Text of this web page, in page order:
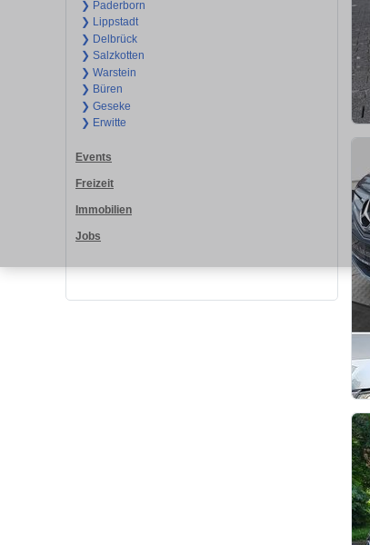
❯ Paderborn
❯ Lippstadt
❯ Delbrück
❯ Salzkotten
❯ Warstein
❯ Büren
❯ Geseke
❯ Erwitte
Events
Freizeit
Immobilien
Jobs